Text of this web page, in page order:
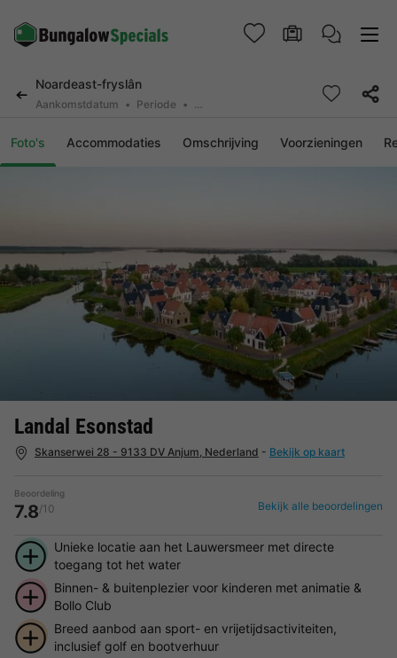
Noardeast-fryslân
Aankomstdatum Periode 2 personen, 0 huisdier
Foto's Accommodaties Omschrijving Voorzieningen
Landal Esonstad
Skanserwei 28 - 9133 DV Anjum, Nederland - Bekijk op kaart
Beoordeling
7.8/10 Bekijk alle beoordelingen
Unieke locatie aan het Lauwersmeer met directe
toegang tot het water
Binnen- & buitenplezier voor kinderen met animatie &
Bollo Club
Breed aanbod aan sport- en vrijetijdsactiviteiten,
inclusief golf en bootverhuur